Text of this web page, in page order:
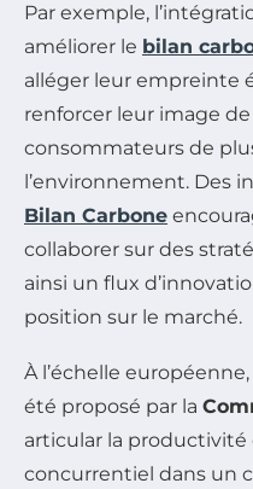
Par exemple,
améliorer le bilan
alléger leur empreinte
renforcer leur image
consommateurs de
l’environnement. Des
Bilan Carbone
collaborer sur des
ainsi un flux
position sur le marché.
À l’échelle
été proposé par la
articular la productivité
concurrentiel dans un